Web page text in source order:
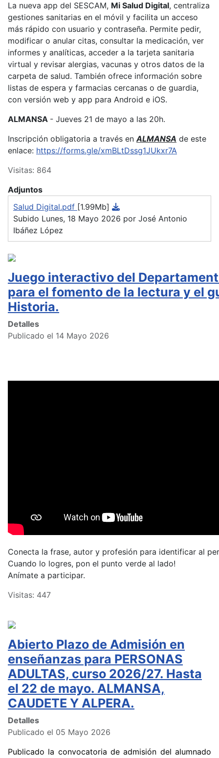
La nueva app del SESCAM, Mi Salud Digital, centraliza
gestiones sanitarias en el móvil y facilita un acceso
más rápido con usuario y contraseña. Permite pedir,
modificar o anular citas, consultar la medicación, ver
informes y analíticas, acceder a la tarjeta sanitaria
virtual y revisar alergias, vacunas y otros datos de la
carpeta de salud. También ofrece información sobre
listas de espera y farmacias cercanas o de guardia,
con versión web y app para Android e iOS.
ALMANSA - Jueves 21 de mayo a las 20h.
Inscripción obligatoria a través enALMANSA de este
enlace: https://forms.gle/xmBLtDssg1JUkxr7A
Visitas: 864
Adjuntos
Salud Digital.pdf [1.99Mb]
Subido Lunes, 18 Mayo 2026 por José Antonio
Ibáñez López
Juego interactivo del
para el fomento de la lectura y el
Historia.
Detalles
Publicado el 14 Mayo 2026
Conecta la frase, autor y profesión para identificar al
Cuando lo logres, pon el punto verde al lado!
Anímate a participar.
Visitas: 447
Abierto Plazo de Admisión en
enseñanzas para PERSONAS
ADULTAS, curso 2026/27. Hasta
el 22 de mayo. ALMANSA,
CAUDETE Y ALPERA.
Detalles
Publicado el 05 Mayo 2026
Publicado la convocatoria de admisión del alumnado